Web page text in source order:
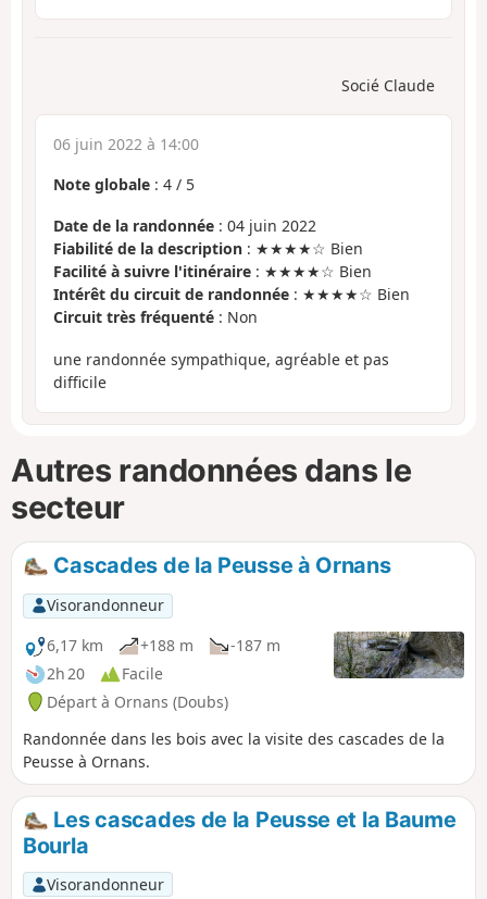
Socié Claude
06 juin 2022 à 14:00
Note globale : 4 / 5
Date de la randonnée : 04 juin 2022
Fiabilité de la description : ★★★★☆ Bien
Facilité à suivre l'itinéraire : ★★★★☆ Bien
Intérêt du circuit de randonnée : ★★★★☆ Bien
Circuit très fréquenté : Non
une randonnée sympathique, agréable et pas
difficile
Autres randonnées dans le
secteur
Cascades de la Peusse à Ornans
Visorandonneur
6,17 km
+188 m
-187 m
2h 20
Facile
Départ à Ornans (Doubs)
Randonnée dans les bois avec la visite des cascades de la
Peusse à Ornans.
Les cascades de la Peusse et la Baume
Bourla
Visorandonneur